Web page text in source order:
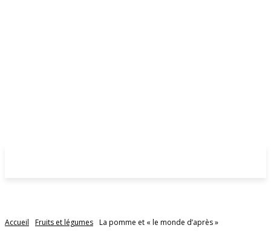
Accueil Fruits et légumes La pomme et « le monde d’après »